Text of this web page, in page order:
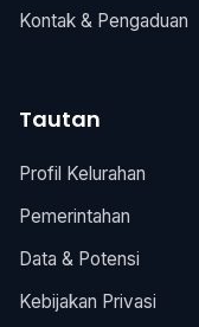
Kontak & Pengaduan
Tautan
Profil Kelurahan
Pemerintahan
Data & Potensi
Kebijakan Privasi